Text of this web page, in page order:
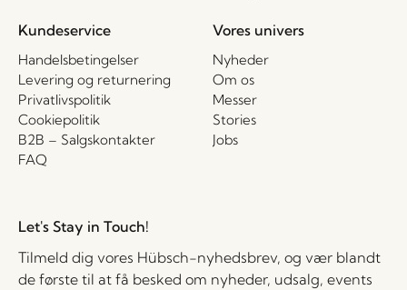
Kundeservice
Handelsbetingelser
Levering og returnering
Privatlivspolitik
Cookiepolitik
B2B – Salgskontakter
FAQ
Vores univers
Nyheder
Om os
Messer
Stories
Jobs
Let's Stay in Touch!
Tilmeld dig vores Hübsch-nyhedsbrev, og vær blandt
de første til at få besked om nyheder, udsalg, events